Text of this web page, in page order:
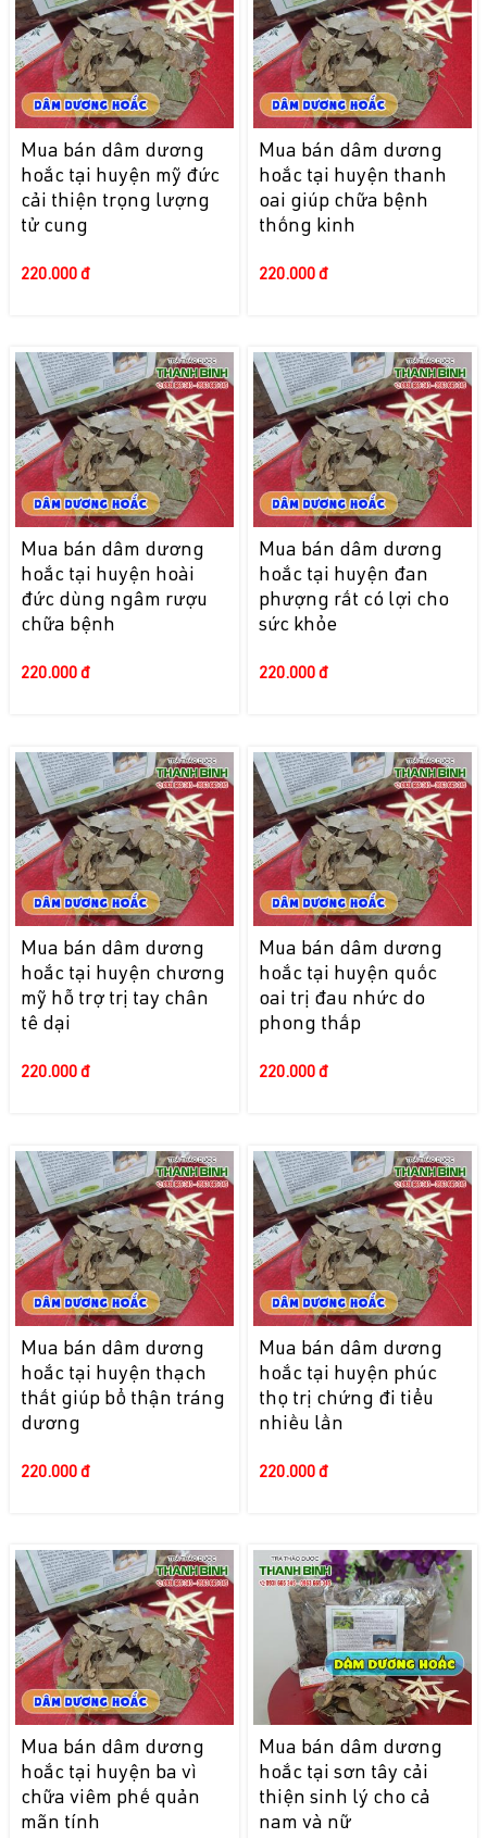
Mua bán dâm dương
hoắc tại huyện mỹ đức
cải thiện trọng lượng
tử cung
220.000 đ
Mua bán dâm dương
hoắc tại huyện thanh
oai giúp chữa bệnh
thống kinh
220.000 đ
Mua bán dâm dương
hoắc tại huyện hoài
đức dùng ngâm rượu
chữa bệnh
220.000 đ
Mua bán dâm dương
hoắc tại huyện đan
phượng rất có lợi cho
sức khỏe
220.000 đ
Mua bán dâm dương
hoắc tại huyện chương
mỹ hỗ trợ trị tay chân
tê dại
220.000 đ
Mua bán dâm dương
hoắc tại huyện quốc
oai trị đau nhức do
phong thấp
220.000 đ
Mua bán dâm dương
hoắc tại huyện thạch
thất giúp bổ thận tráng
dương
220.000 đ
Mua bán dâm dương
hoắc tại huyện phúc
thọ trị chứng đi tiểu
nhiều lần
220.000 đ
Mua bán dâm dương
hoắc tại huyện ba vì
chữa viêm phế quản
mãn tính
Mua bán dâm dương
hoắc tại sơn tây cải
thiện sinh lý cho cả
nam và nữ